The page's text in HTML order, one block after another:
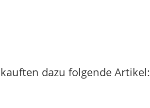
dazu folgende Artikel: